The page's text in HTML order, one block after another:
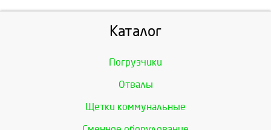
Каталог
Погрузчики
Отвалы
Щетки коммунальные